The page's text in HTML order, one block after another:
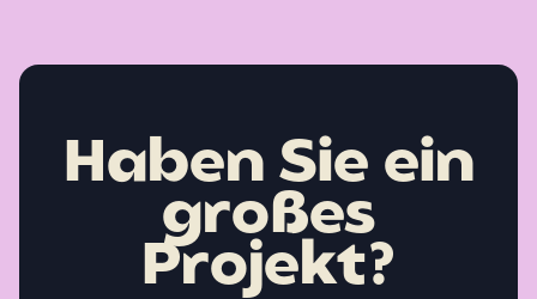
Haben Sie ein
großes
Projekt?